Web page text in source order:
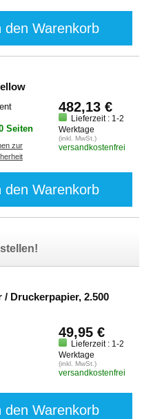
den Warenkorb
Seiten
zur
482,13 €
Lieferzeit : 1-2
Werktage
(inkl. MwSt.)
versandkostenfrei
den Warenkorb
Druckerpapier, 2.500
49,95 €
Lieferzeit : 1-2
Werktage
(inkl. MwSt.)
versandkostenfrei
den Warenkorb